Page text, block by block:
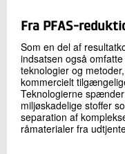
03.Partnerskaber
Fra PFAS-
Som en del af
indsatsen også
teknologier og
kommercielt
Teknologierne
miljøskadelige stoffer
separation af
råmaterialer fra